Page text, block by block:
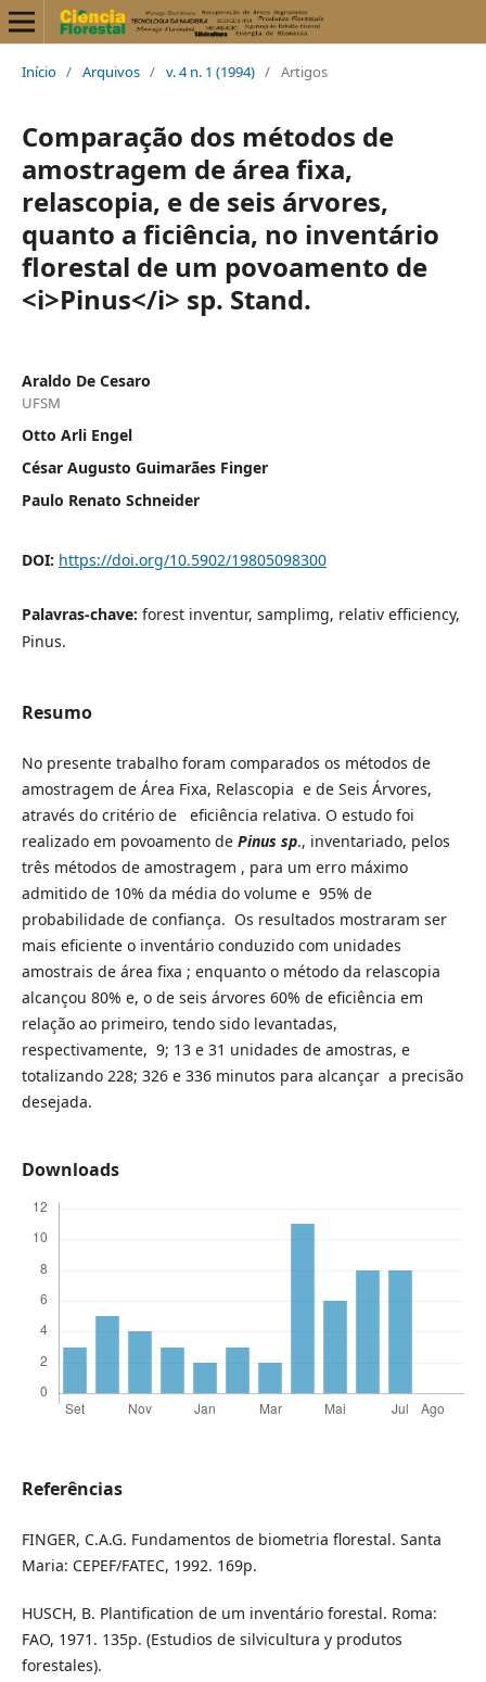
Início / Arquivos / v. 4 n. 1 (1994) / Artigos
Comparação dos métodos de
amostragem de área fixa,
relascopia, e de seis árvores,
quanto a ficiência, no inventário
florestal de um povoamento de
<i>Pinus</i> sp. Stand.
Araldo De Cesaro
UFSM
Otto Arli Engel
César Augusto Guimarães Finger
Paulo Renato Schneider
DOI: https://doi.org/10.5902/19805098300
Palavras-chave: forest inventur, samplimg, relativ efficiency,
Pinus.
Resumo
No presente trabalho foram comparados os métodos de
amostragem de Área Fixa, Relascopia e de Seis Árvores,
através do critério de eficiência relativa. O estudo foi
realizado em povoamento de Pinus sp., inventariado, pelos
três métodos de amostragem , para um erro máximo
admitido de 10% da média do volume e 95% de
probabilidade de confiança. Os resultados mostraram ser
mais eficiente o inventário conduzido com unidades
amostrais de área fixa ; enquanto o método da relascopia
alcançou 80% e, o de seis árvores 60% de eficiência em
relação ao primeiro, tendo sido levantadas,
respectivamente, 9; 13 e 31 unidades de amostras, e
totalizando 228; 326 e 336 minutos para alcançar a precisão
desejada.
Downloads
Referências
FINGER, C.A.G. Fundamentos de biometria florestal. Santa
Maria: CEPEF/FATEC, 1992. 169p.
HUSCH, B. Plantification de um inventário forestal. Roma:
FAO, 1971. 135p. (Estudios de silvicultura y produtos
forestales).